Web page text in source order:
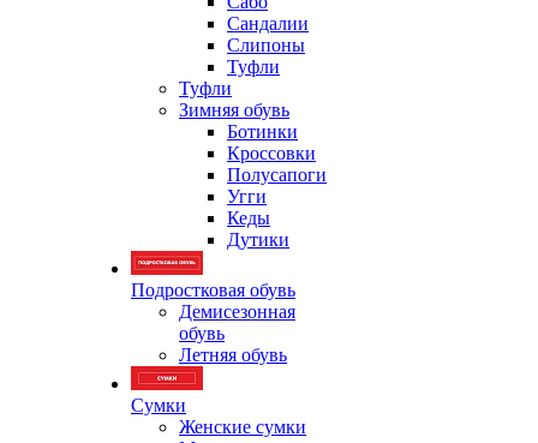
Сандалии
Слипоны
Туфли
Туфли
Зимняя обувь
Ботинки
Кроссовки
Полусапоги
Угги
Кеды
Дутики
Подростковая обувь
Демисезонная
обувь
Летняя обувь
Сумки
Женские сумки